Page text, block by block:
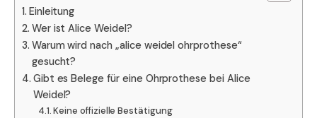
Einleitung
Wer ist Alice Weidel?
Warum wird nach „alice weidel ohrprothese“
gesucht?
Gibt es Belege für eine Ohrprothese bei Alice
Weidel?
Keine offizielle Bestätigung